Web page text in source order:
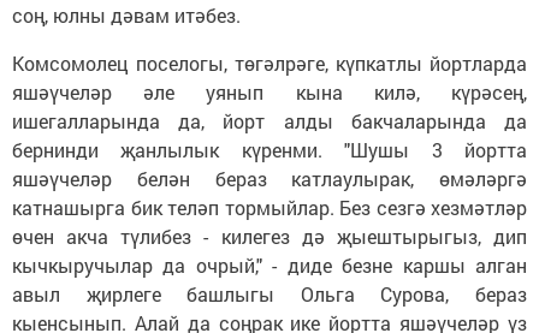
соң, юлны дәвам итәбез.
Комсомолец поселогы, төгәлрәге, күпкатлы йортларда
яшәүчеләр әле уянып кына килә, күрәсең,
ишегалларында да, йорт алды бакчаларында да
бернинди җанлылык күренми. "Шушы 3 йортта
яшәүчеләр белән бераз катлаулырак, өмәләргә
катнашырга бик теләп тормыйлар. Без сезгә хезмәтләр
өчен акча түлибез - килегез дә җыештырыгыз, дип
кычкыручылар да очрый," - диде безне каршы алган
авыл җирлеге башлыгы Ольга Сурова, бераз
кыенсынып. Алай да соңрак ике йортта яшәүчеләр үз